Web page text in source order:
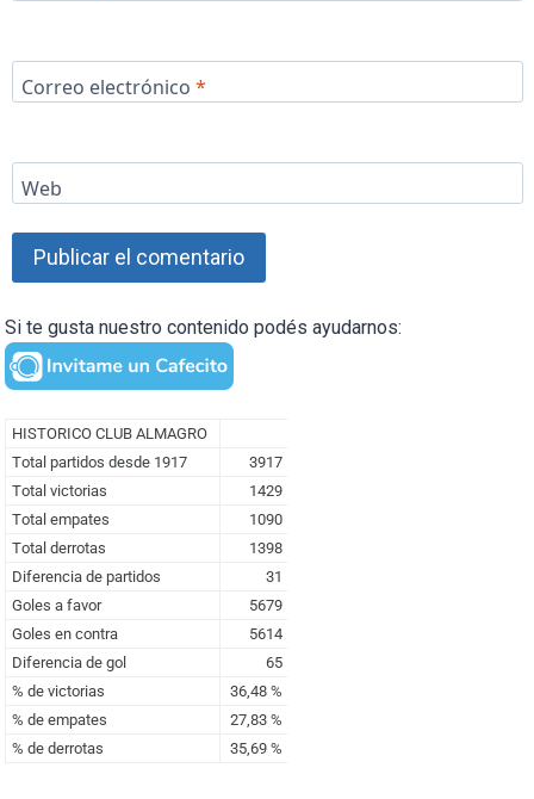
Correo electrónico *
Web
Si te gusta nuestro contenido podés ayudarnos: